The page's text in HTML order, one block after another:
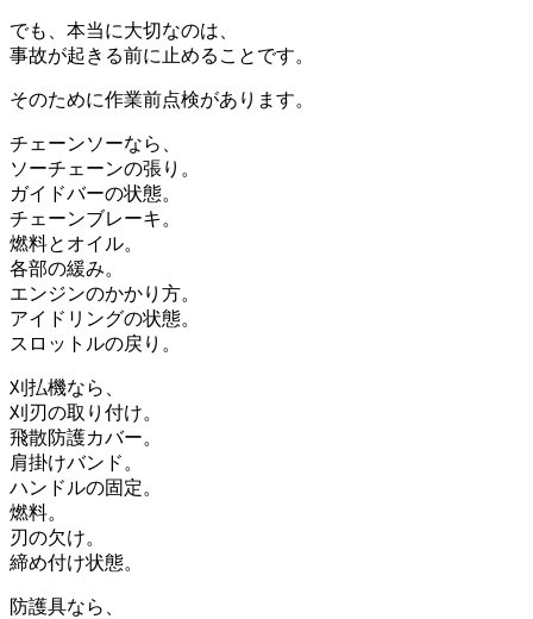
でも、本当に大切なのは、
事故が起きる前に止めることです。
そのために作業前点検があります。
チェーンソーなら、
ソーチェーンの張り。
ガイドバーの状態。
チェーンブレーキ。
燃料とオイル。
各部の緩み。
エンジンのかかり方。
アイドリングの状態。
スロットルの戻り。
刈払機なら、
刈刃の取り付け。
飛散防護カバー。
肩掛けバンド。
ハンドルの固定。
燃料。
刃の欠け。
締め付け状態。
防護具なら、